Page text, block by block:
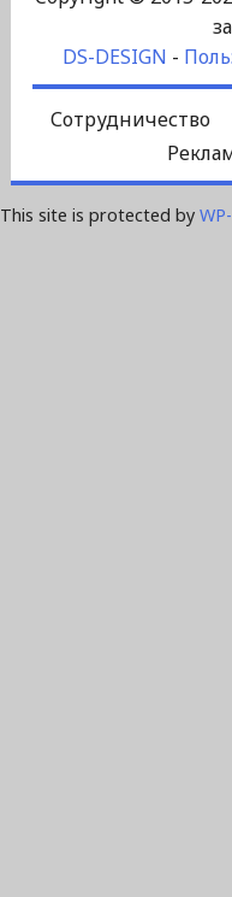
DS-DESIGN -
Сотрудничество
This site is protected by